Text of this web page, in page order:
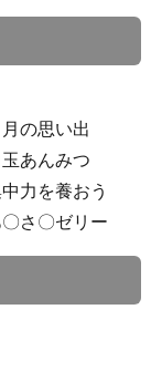
の思い出
あんみつ
力を養おう
さ〇ゼリー